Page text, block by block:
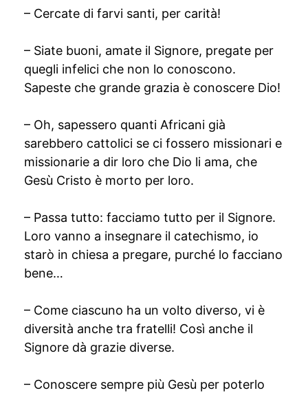
– Cercate di farvi santi, per carità!
– Siate buoni, amate il Signore, pregate per
quegli infelici che non lo conoscono.
Sapeste che grande grazia è conoscere Dio!
– Oh, sapessero quanti Africani già
sarebbero cattolici se ci fossero missionari e
missionarie a dir loro che Dio li ama, che
Gesù Cristo è morto per loro.
– Passa tutto: facciamo tutto per il Signore.
Loro vanno a insegnare il catechismo, io
starò in chiesa a pregare, purché lo facciano
bene…
– Come ciascuno ha un volto diverso, vi è
diversità anche tra fratelli! Così anche il
Signore dà grazie diverse.
– Conoscere sempre più Gesù per poterlo